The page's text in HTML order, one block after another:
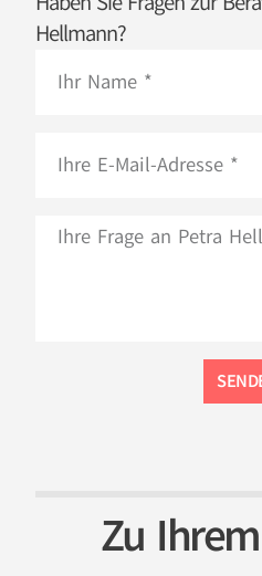
Hellmann?
Zu